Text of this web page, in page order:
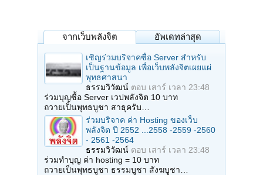
จากเว็บพลังจิต อัพเดทล่าสุด
เชิญร่วมบริจาคซื้อ Server สำหรับ
เป็นฐานข้อมูล เพื่อเว็บพลังจิตเผยแผ่
พุทธศาสนา
ธรรมวิวัฒน์ ตอบ เสาร์ เวลา 23:48
ร่วมบุญซื้อ Server เวปพลังจิต 10 บาท
ถวายเป็นพุทธบูชา สาธุครับ…
ร่วมบริจาค ค่า Hosting ของเว็บ
พลังจิต ปี 2552 ...2558 -2559 -2560
- 2561 -2564
ธรรมวิวัฒน์ ตอบ เสาร์ เวลา 23:48
ร่วมทำบุญ ค่า hosting = 10 บาท
ถวายเป็นพุทธบูชา ธรรมบูชา สังฆบูชา…